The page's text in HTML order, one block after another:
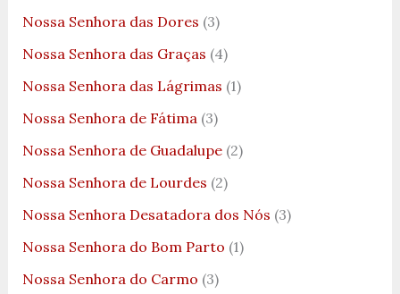
Nossa Senhora das Dores (3)
Nossa Senhora das Graças (4)
Nossa Senhora das Lágrimas (1)
Nossa Senhora de Fátima(3)
Nossa Senhora de Guadalupe(2)
Nossa Senhora de Lourdes (2)
Nossa Senhora Desatadora dos Nós (3)
Nossa Senhora do Bom Parto (1)
Nossa Senhora do Carmo (3)